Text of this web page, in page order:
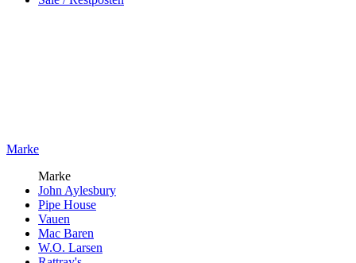
Marke
Marke
John Aylesbury
Pipe House
Vauen
Mac Baren
W.O. Larsen